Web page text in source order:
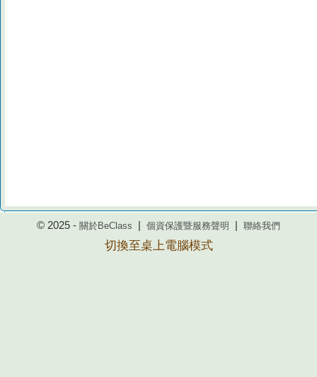
© 2025 - 關於BeClass 個資保護暨服務聲明 聯絡我們
切換至桌上電腦模式